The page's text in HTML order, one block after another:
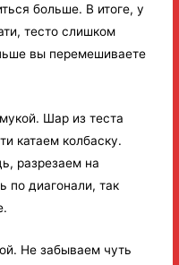
больше. В итоге, у
тесто слишком
вы перемешиваете
Шар из теста
катаем колбаску.
разрезаем на
по диагонали, так
Не забываем чуть